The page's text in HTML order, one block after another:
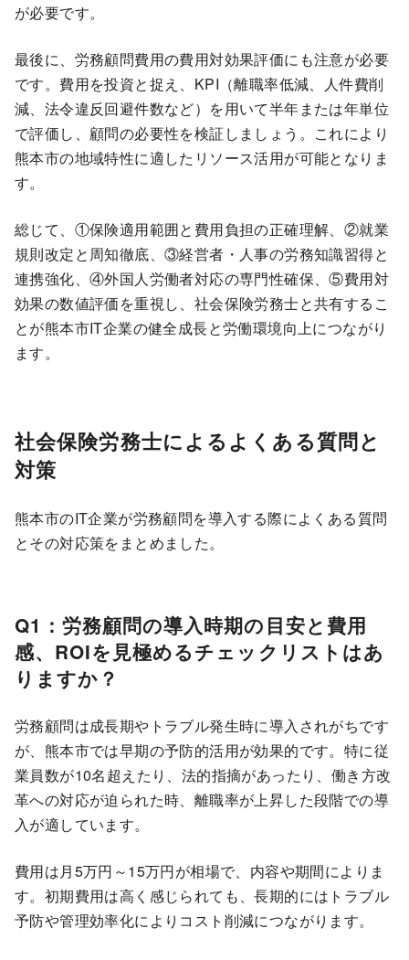
が必要です。
最後に、労務顧問費用の費用対効果評価にも注意が必要
です。費用を投資と捉え、KPI（離職率低減、人件費削
減、法令違反回避件数など）を用いて半年または年単位
で評価し、顧問の必要性を検証しましょう。これにより
熊本市の地域特性に適したリソース活用が可能となりま
す。
総じて、①保険適用範囲と費用負担の正確理解、②就業
規則改定と周知徹底、③経営者・人事の労務知識習得と
連携強化、④外国人労働者対応の専門性確保、⑤費用対
効果の数値評価を重視し、社会保険労務士と共有するこ
とが熊本市IT企業の健全成長と労働環境向上につながり
ます。
社会保険労務士によるよくある質問と
対策
熊本市のIT企業が労務顧問を導入する際によくある質問
とその対応策をまとめました。
Q1：労務顧問の導入時期の目安と費用
感、ROIを見極めるチェックリストはあ
りますか？
労務顧問は成長期やトラブル発生時に導入されがちです
が、熊本市では早期の予防的活用が効果的です。特に従
業員数が10名超えたり、法的指摘があったり、働き方改
革への対応が迫られた時、離職率が上昇した段階での導
入が適しています。
費用は月5万円～15万円が相場で、内容や期間によりま
す。初期費用は高く感じられても、長期的にはトラブル
予防や管理効率化によりコスト削減につながります。